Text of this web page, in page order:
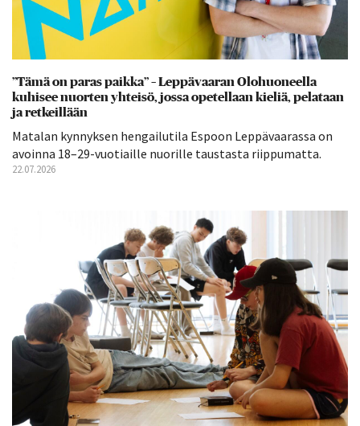
”Tämä on paras paikka” – Leppävaaran Olohuoneella
kuhisee nuorten yhteisö, jossa opetellaan kieliä, pelataan
ja retkeillään
Matalan kynnyksen hengailutila Espoon Leppävaarassa on
avoinna 18–29-vuotiaille nuorille taustasta riippumatta.
22.07.2026